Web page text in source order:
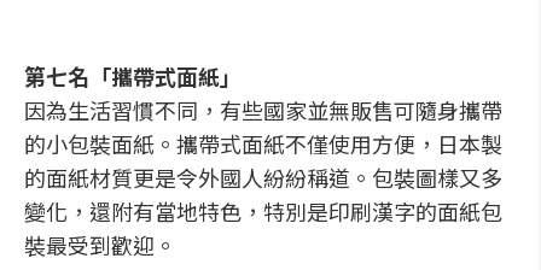
第七名「攜帶式面紙」
因為生活習慣不同，有些國家並無販售可隨身攜帶
的小包裝面紙。攜帶式面紙不僅使用方便，日本製
的面紙材質更是令外國人紛紛稱道。包裝圖樣又多
變化，還附有當地特色，特別是印刷漢字的面紙包
裝最受到歡迎。